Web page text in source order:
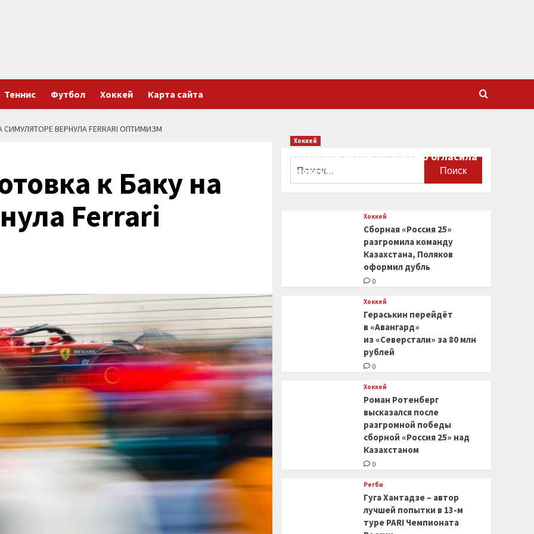
Теннис Футбол Хоккей Карта сайта
ВЕРНУЛА FERRARI ОПТИМИЗМ
к Баку на
Ferrari
Хоккей
Сборная Канады по хоккею огласила
заявку на чемпионат мира
Хоккей
Сборная «Россия 25»
разгромила команду
Казахстана, Поляков
оформил дубль
0
Хоккей
Гераськин перейдёт
в «Авангард»
из «Северстали» за 80 млн
рублей
0
Хоккей
Роман Ротенберг
высказался после
разгромной победы
сборной «Россия 25» над
Казахстаном
0
Регби
Гуга Хантадзе – автор
лучшей попытки в 13-м
туре PARI Чемпионата